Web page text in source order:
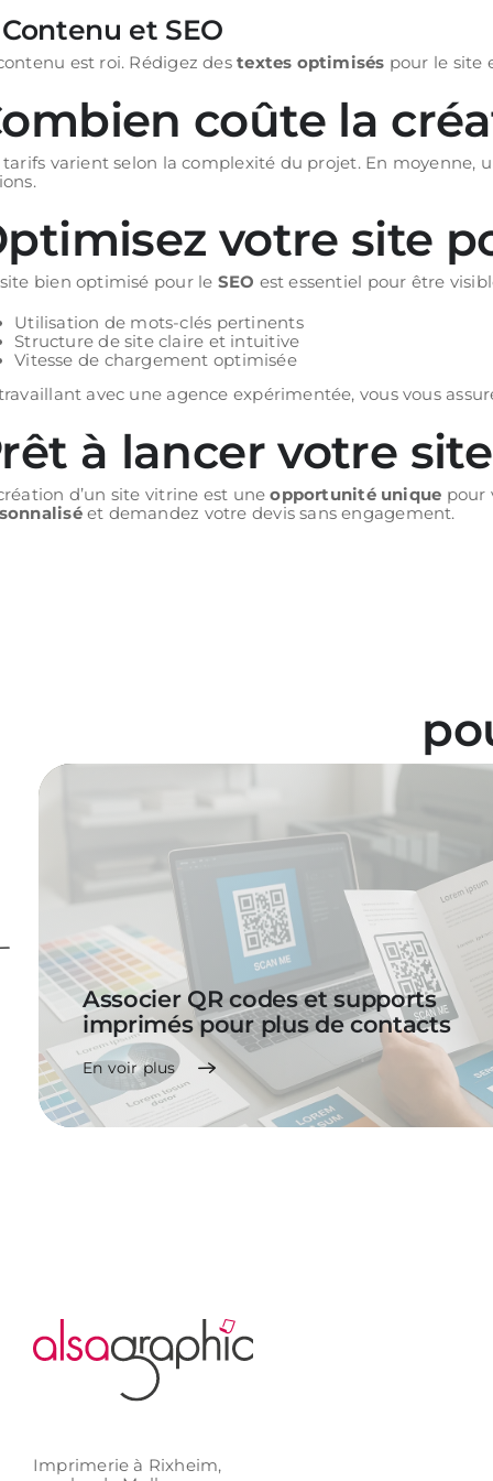
et SEO
est roi. Rédigez destextes optimisés pour le site
coûte la
tarifs varient selon la complexité du projet. En
votre site
bien optimisé pour le SEO est essentiel pour être
Utilisation de mots-clés pertinents
Structure de site claire et intuitive
Vitesse de chargement optimisée
avec une agence expérimentée, vous vous
à lancer votre
d’un site vitrine est uneopportunité unique pour
et demandez votre devis sans engagement.
Associer QR codes et supports
imprimés pour plus de contacts
En voir plus
Imprimerie à Rixheim,